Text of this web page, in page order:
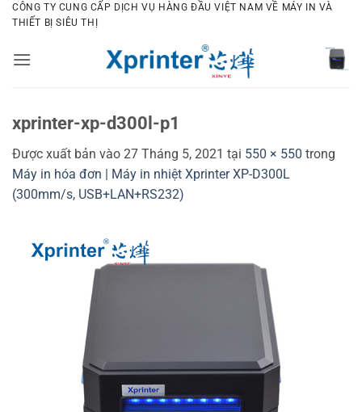
Bỏ
qua
dung
CÔNG TY CUNG CẤP DỊCH VỤ HÀNG ĐẦU VIỆT NAM VỀ MÁY IN VÀ
THIẾT BỊ SIÊU THỊ
xprinter-xp-d300l-p1
Được xuất bản vào 27 Tháng 5, 2021 tại 550 × 550 trong
Máy in hóa đơn | Máy in nhiệt Xprinter XP-D300L
(300mm/s, USB+LAN+RS232)